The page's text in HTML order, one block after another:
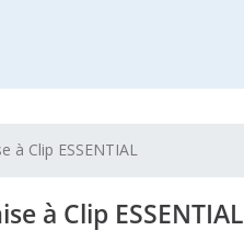
à Clip ESSENTIAL
à Clip ESSENTIAL